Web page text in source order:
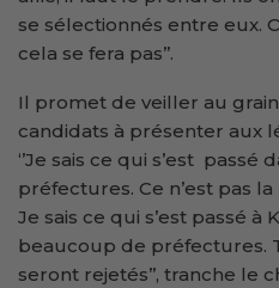
se sélectionnés entre eux.
cela se fera pas’’.
Il promet de veiller au
candidats à présenter aux
‘’Je sais ce qui s’est
préfectures. Ce n’est pas
Je sais ce qui s’est passé à
beaucoup de préfectures.
seront rejetés’’, tranche le